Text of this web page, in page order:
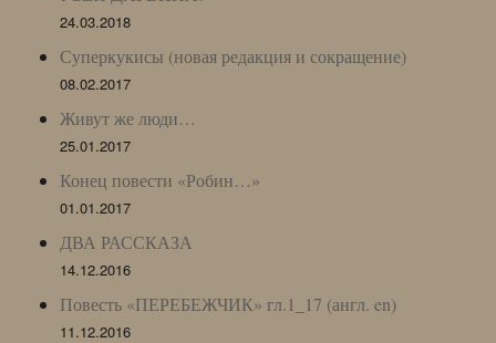
24.03.2018
Суперкукисы (новая редакция и сокращение)
08.02.2017
Живут же люди…
25.01.2017
Конец повести «Робин…»
01.01.2017
ДВА РАССКАЗА
14.12.2016
Повесть «ПЕРЕБЕЖЧИК» гл.1_17 (англ. en)
11.12.2016